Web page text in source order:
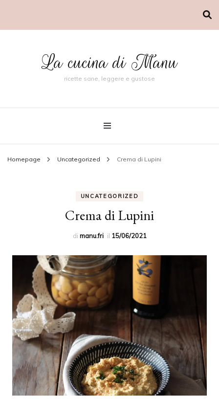
La cucina di Manu
ricette sane, leggere e gustose
Homepage Uncategorized Crema di Lupini
UNCATEGORIZED
Crema di Lupini
di manu.fri il 15/06/2021